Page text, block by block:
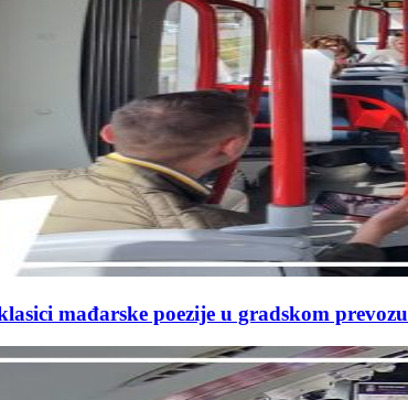
mađarske poezije u gradskom prevozu